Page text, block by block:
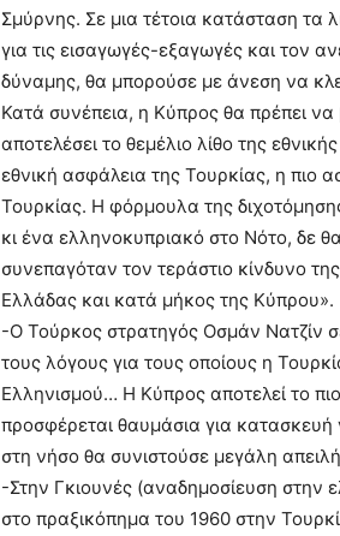
Σμύρνης. Σε μια τέτοια κατάσταση τα
για τις εισαγωγές-εξαγωγές και τον
δύναμης, θα μπορούσε με άνεση να
Κατά συνέπεια, η Κύπρος θα πρέπει
αποτελέσει το θεμέλιο λίθο της
εθνική ασφάλεια της Τουρκίας, η πιο
Τουρκίας. Η φόρμουλα της
κι ένα ελληνοκυπριακό στο Νότο, δε
συνεπαγόταν τον τεράστιο κίνδυνο
Ελλάδας και κατά μήκος της Κύπρου».
-Ο Τούρκος στρατηγός Οσμάν Νατζίν
τους λόγους για τους οποίους η
Ελληνισμού… Η Κύπρος αποτελεί το
προσφέρεται θαυμάσια για
στη νήσο θα συνιστούσε μεγάλη
-Στην Γκιουνές (αναδημοσίευση
στο πραξικόπημα του 1960 στην